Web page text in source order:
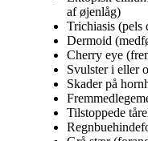
af øjenlåg)
Trichiasis (pels
Dermoid
Cherry eye
Svulster i eller
Skader på
Tilstoppede